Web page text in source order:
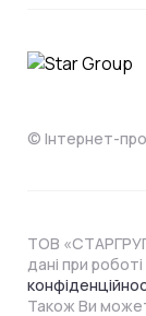
Способи
© Інтернет-
ТОВ
дані при
Також Ви